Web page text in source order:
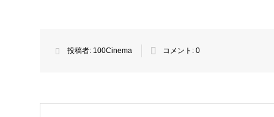
投稿者: 100Cinema コメント: 0